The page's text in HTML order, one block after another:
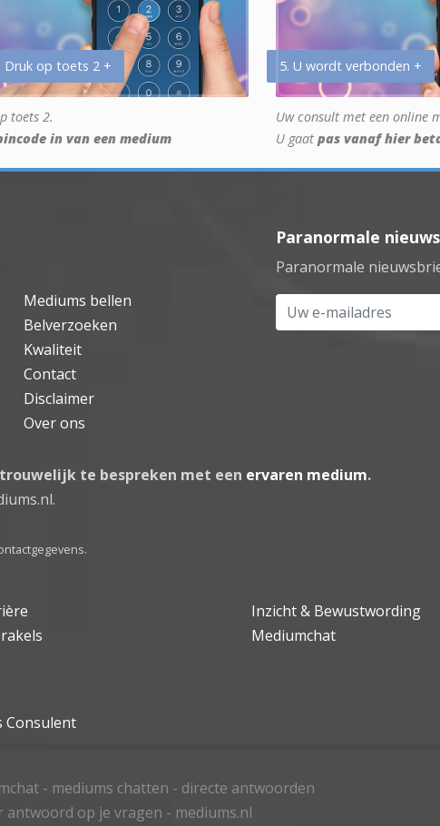
Druk op toets 2 +
toets 2.
in van een medium
5. U wordt verbonden +
Uw consult met een online
U gaat pas vanaf hier
Mediums bellen
Belverzoeken
Kwaliteit
Contact
Disclaimer
Over ons
Paranormale
Paranormale
Uw e-mailadres
te bespreken met een ervaren medium.
Inzicht & Bewustwording
Mediumchat
Consulent
- mediums chatten - directe antwoorden
op je vragen - mediums.nl